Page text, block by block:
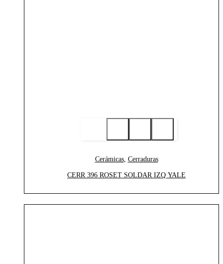
Cerámicas, Cerraduras
CERR 396 ROSET SOLDAR IZQ YALE